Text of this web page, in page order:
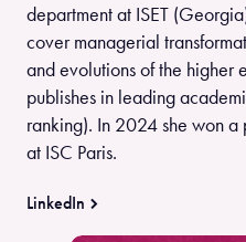
department at ISET
cover managerial
and evolutions of the higher
publishes in leading
ranking). In 2024 she won
at ISC Paris.
LinkedIn